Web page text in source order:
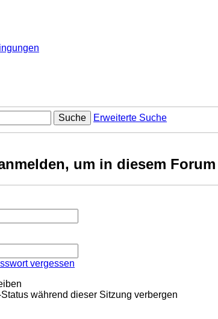
Suche
Erweiterte Suche
um in diesem
vergessen
während dieser Sitzung verbergen